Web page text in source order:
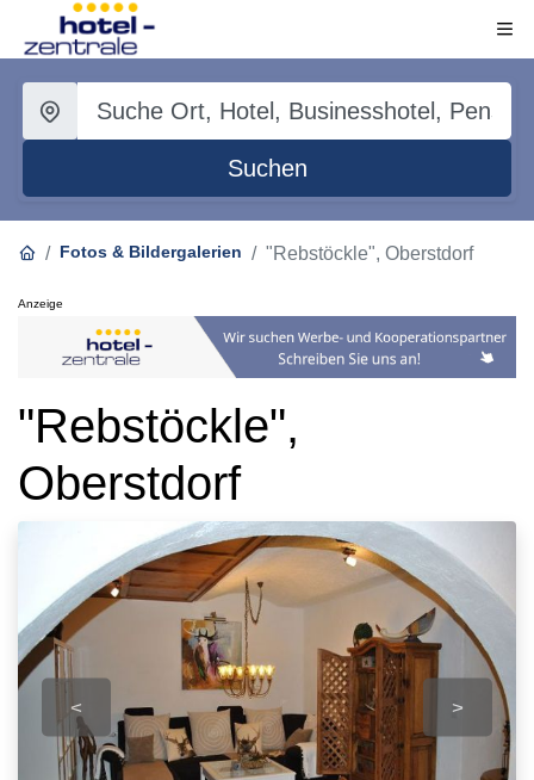
Suchen
Fotos & Bildergalerien "Rebstöckle", Oberstdorf
Anzeige
"Rebstöckle",
Oberstdorf
< >